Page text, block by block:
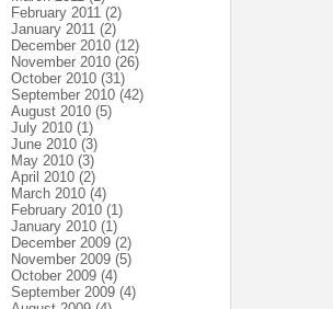
February 2011 (2)
January 2011 (2)
December 2010 (12)
November 2010 (26)
October 2010 (31)
September 2010 (42)
August 2010 (5)
July 2010 (1)
June 2010 (3)
May 2010 (3)
April 2010 (2)
March 2010 (4)
February 2010 (1)
January 2010 (1)
December 2009 (2)
November 2009 (5)
October 2009 (4)
September 2009 (4)